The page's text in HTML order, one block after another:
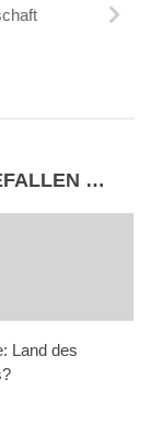
…
Land des